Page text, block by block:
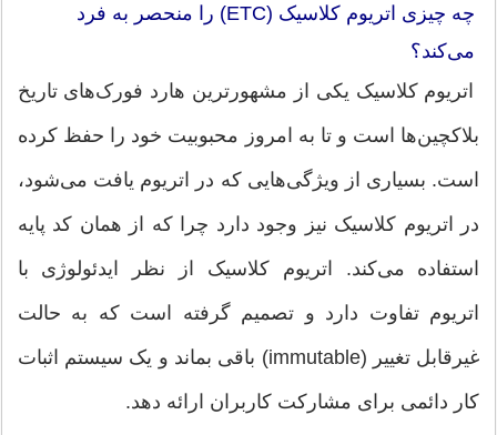
چه چیزی اتریوم کلاسیک (ETC) را منحصر به فرد
می‌کند؟
اتریوم کلاسیک یکی از مشهورترین هارد فورک‌های تاریخ
بلاکچین‌ها است و تا به امروز محبوبیت خود را حفظ کرده
است. بسیاری از ویژگی‌هایی که در اتریوم یافت می‌شود،
در اتریوم کلاسیک نیز وجود دارد چرا که از همان کد پایه
استفاده می‌کند. اتریوم کلاسیک از نظر ایدئولوژی با
اتریوم تفاوت دارد و تصمیم گرفته است که به حالت
غیرقابل تغییر (immutable) باقی بماند و یک سیستم اثبات
کار دائمی برای مشارکت کاربران ارائه دهد.